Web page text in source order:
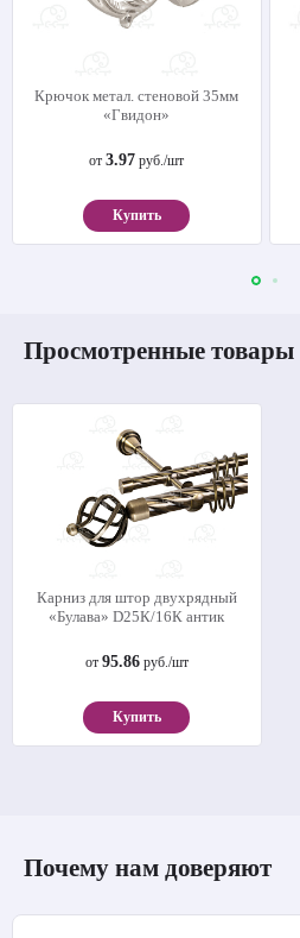
Крючок метал. стеновой 35мм
«Гвидон»
от3.97 руб./шт
Купить
Просмотренные товары
Карниз для штор двухрядный
«Булава» D25К/16К антик
от 95.86руб./шт
Купить
Почему нам доверяют